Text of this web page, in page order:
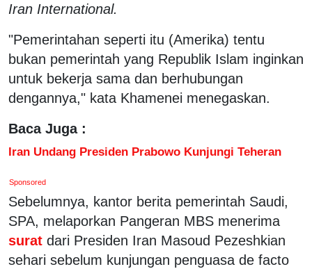
Iran International.
"Pemerintahan seperti itu (Amerika) tentu
bukan pemerintah yang Republik Islam inginkan
untuk bekerja sama dan berhubungan
dengannya," kata Khamenei menegaskan.
Baca Juga :
Iran Undang Presiden Prabowo Kunjungi Teheran
Sponsored
Sebelumnya, kantor berita pemerintah Saudi,
SPA, melaporkan Pangeran MBS menerima
surat dari Presiden Iran Masoud Pezeshkian
sehari sebelum kunjungan penguasa de facto